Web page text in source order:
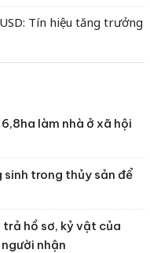
Tín hiệu tăng trưởng
làm nhà ở xã hội
trong thủy sản để
hồ sơ, kỷ vật của
nhận